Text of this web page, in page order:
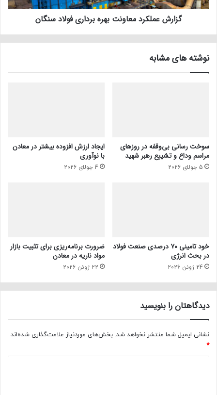
گزارش عملکرد معاونت بهره برداری فولاد سنگان
نوشته های مشابه
سوخت رسانی بی‌وقفه در روز‌های
مراسم وداع و تشییع رهبر شهید
5 جولای 2026
ایجاد ارزش افزوده بیشتر در معادن
با نوآوری
4 جولای 2026
خود تامینی ۷۰ درصدی صنعت فولاد
در بحث انرژی
24 ژوئن 2026
ضرورت برنامه‌ریزی برای تثبیت بازار
مواد ناریه در معادن
22 ژوئن 2026
دیدگاهتان را بنویسید
نشانی ایمیل شما منتشر نخواهد شد. بخش‌های موردنیاز علامت‌گذاری شده‌اند
*